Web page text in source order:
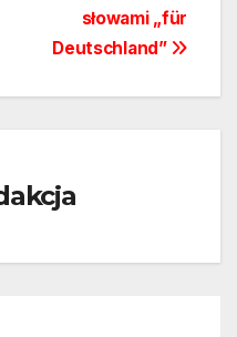
słowami „für
Deutschland”